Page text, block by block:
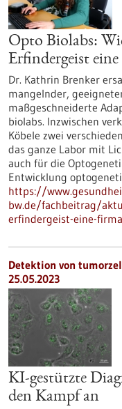
Opto Biolabs:
Erfindergeist
Dr. Kathrin Brenker
mangelnder,
maßgeschneiderte
biolabs. Inzwischen
Köbele zwei
das ganze Labor mit
auch für die
Entwicklung
https://
bw.de/fachbeitrag/
erfindergeist-eine-
Detektion von
25.05.2023
KI-gestützte
den Kampf an